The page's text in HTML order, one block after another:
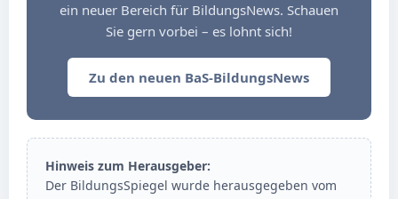
ein neuer Bereich für BildungsNews. Schauen
Sie gern vorbei – es lohnt sich!
Zu den neuen BaS-BildungsNews
Hinweis zum Herausgeber:
Der BildungsSpiegel wurde herausgegeben vom